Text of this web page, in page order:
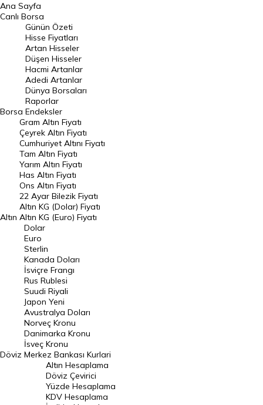
BIST 100 Hisseleri
En Çok Artan Hisseler
En Çok Düşen Hisseler
Hacmi Artanlar
Geçmiş Kapanışlar
Dünya Borsaları
Raporlar
Endeksler
DÖVİZ
Döviz Kuru
Dolar Kuru
Euro Kuru
Pound Kuru
Frank Kuru
Riyal Kuru
Avustralya Doları
Danimarka Kronu Kuru
Kanada Doları Kuru
Norveç Kronu Kuru
İsveç Kronu Kuru
Japon Yeni Kuru
Ana Sayfa
Canlı Borsa
Borsa
Günün Özeti
Hisse Fiyatları
Artan Hisseler
Düşen Hisseler
Hacmi Artanlar
Adedi Artanlar
Dünya Borsaları
Raporlar
Endeksler
Altın
Gram Altın Fiyatı
Çeyrek Altın Fiyatı
Cumhuriyet Altını Fiyatı
Tam Altın Fiyatı
Yarım Altın Fiyatı
Has Altın Fiyatı
Ons Altın Fiyatı
22 Ayar Bilezik Fiyatı
Altın KG (Dolar) Fiyatı
Altın KG (Euro) Fiyatı
Döviz
Dolar
Euro
Sterlin
Kanada Doları
İsviçre Frangı
Rus Rublesi
Suudi Riyali
Japon Yeni
Avustralya Doları
Norveç Kronu
Danimarka Kronu
İsveç Kronu
Merkez Bankası Kurlari
Altın Hesaplama
Döviz Çevirici
Yüzde Hesaplama
KDV Hesaplama